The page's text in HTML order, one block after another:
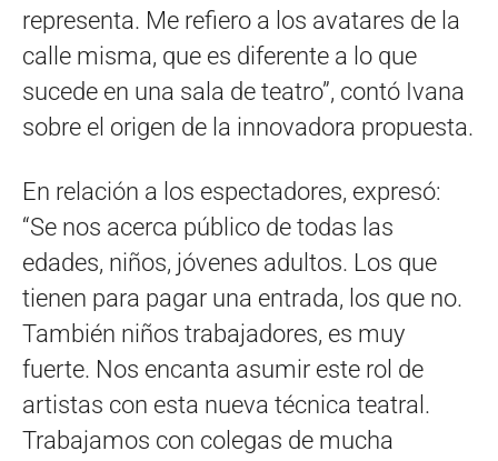
representa. Me refiero a los avatares de la
calle misma, que es diferente a lo que
sucede en una sala de teatro”, contó Ivana
sobre el origen de la innovadora propuesta.
En relación a los espectadores, expresó:
“Se nos acerca público de todas las
edades, niños, jóvenes adultos. Los que
tienen para pagar una entrada, los que no.
También niños trabajadores, es muy
fuerte. Nos encanta asumir este rol de
artistas con esta nueva técnica teatral.
Trabajamos con colegas de mucha